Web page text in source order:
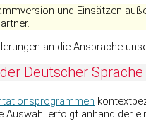
und Einsätzen
an die Ansprache
Deutscher Sprache
Auswahl erfolgt anhand der